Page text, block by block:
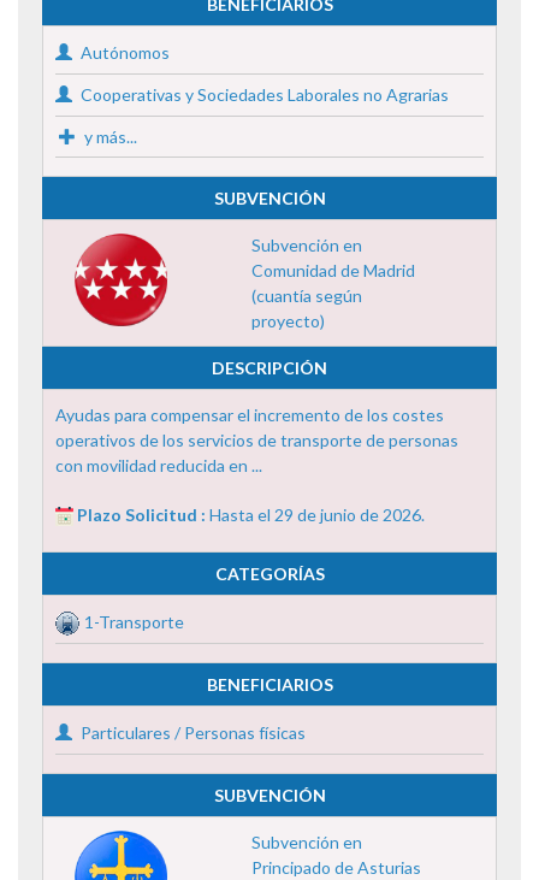
Autónomos
Cooperativas y Sociedades Laborales no Agrarias
y más...
SUBVENCIÓN
Subvención en
Comunidad de Madrid
(cuantía según
proyecto)
DESCRIPCIÓN
Ayudas para compensar el incremento de los costes
operativos de los servicios de transporte de personas
con movilidad reducida en ...
Plazo Solicitud : Hasta el 29 de junio de 2026.
CATEGORÍAS
1-Transporte
BENEFICIARIOS
Particulares / Personas físicas
SUBVENCIÓN
Subvención en
Principado de Asturias